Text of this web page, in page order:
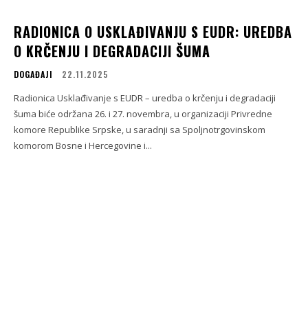
RADIONICA O USKLAĐIVANJU S EUDR: UREDBA
O KRČENJU I DEGRADACIJI ŠUMA
DOGAĐAJI 22.11.2025
Radionica Usklađivanje s EUDR – uredba o krčenju i degradaciji
šuma biće održana 26. i 27. novembra, u organizaciji Privredne
komore Republike Srpske, u saradnji sa Spoljnotrgovinskom
komorom Bosne i Hercegovine i...